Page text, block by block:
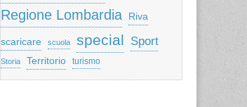
Regione Lombardia Riva
scaricare scuola special Sport
Storia Territorio turismo